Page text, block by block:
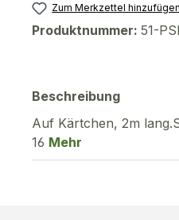
Zum Merkzettel hinzufügen
Produktnummer: 51-
Beschreibung
Auf Kärtchen, 2m
16 Mehr